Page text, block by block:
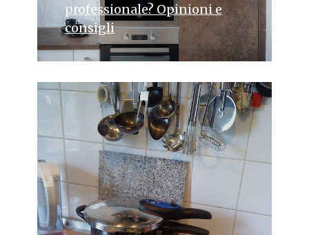
professionale? Opinioni e
consigli